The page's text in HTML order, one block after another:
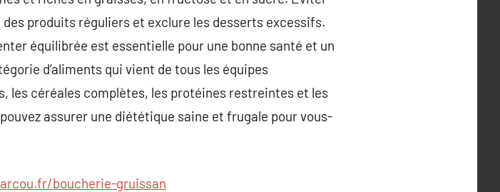
produits réguliers et exclure les desserts excessifs.
équilibrée est essentielle pour une bonne santé et un
d’aliments qui vient de tous les équipes
les céréales complètes, les protéines restreintes et les
assurer une diététique saine et frugale pour vous-
boucherie-gruissan